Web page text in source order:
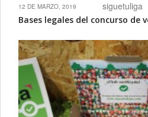
12 DE MARZO, 2019 siguetuliga
Bases legales del concurso de